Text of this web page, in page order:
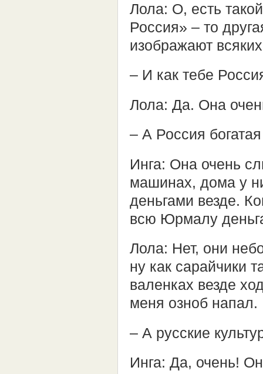
Лола: О, есть
Россия» – то
изображают
– И как тебе
Лола: Да. Она
– А Россия
Инга: Она очень
машинах, дома у
деньгами везде.
всю Юрмалу
Лола: Нет, они
ну как сарайчики
валенках везде
меня озноб напал.
– А русские
Инга: Да, очень!